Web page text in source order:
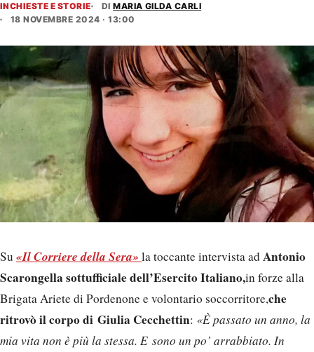
INCHIESTE E STORIE DIMARIA GILDA CARLI
18 NOVEMBRE 2024 · 13:00
Su «Il Corriere della Sera» la toccante intervista adAntonio
Scarongella sottufficiale dell’Esercito Italiano,in forze alla
Brigata Ariete di Pordenone e volontario soccorritore,che
ritrovò il corpo di Giulia Cecchettin: «È passato un anno, la
mia vita non è più la stessa. E sono un po’ arrabbiato. In